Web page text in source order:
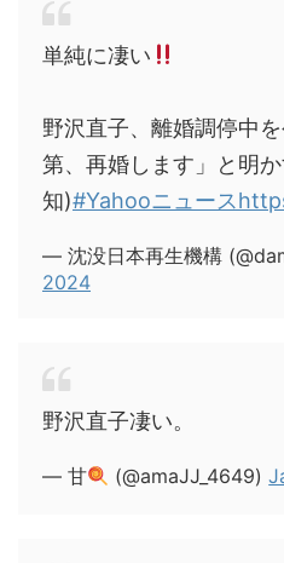
単純に凄い
野沢直子、離婚調停中
第、再婚します」と明
知)#Yahooニュース
— 沈没日本再生機構
2024
野沢直子凄い。
— 甘 (@amaJJ_4649)